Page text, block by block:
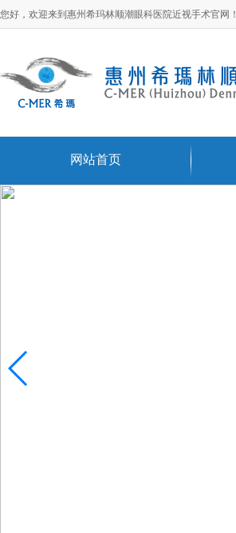
您好，欢迎来到惠州希玛林顺潮眼科医院近视手术官网！
网站首页